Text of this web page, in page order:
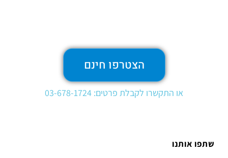
הצטרפו חינם
או התקשרו לקבלת פרטים: 03-678-1724
שתפו אותנו